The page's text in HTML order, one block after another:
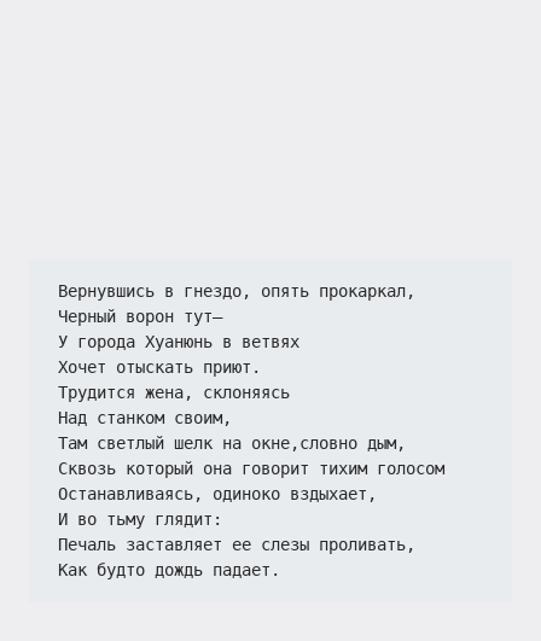
Вернувшись в гнездо, опять прокаркал,
Черный ворон тут—
У города Хуанюнь в ветвях
Хочет отыскать приют.
Трудится жена, склоняясь
Над станком своим,
Там светлый шелк на окне,словно дым,
Сквозь который она говорит тихим голосом
Останавливаясь, одиноко вздыхает,
И во тьму глядит:
Печаль заставляет ее слезы проливать,
Как будто дождь падает.